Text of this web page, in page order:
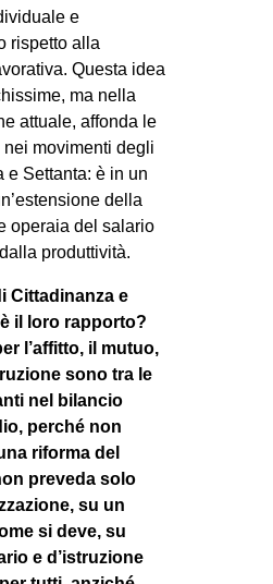
e
rispetto alla
Questa idea
ma nella
attuale, affonda le
movimenti degli
e Settanta: è in un
della
operaia del salario
produttività.
Cittadinanza e
il loro rapporto?
l’affitto, il mutuo,
sono tra le
nel bilancio
perché non
riforma del
preveda solo
su un
si deve, su
e d’istruzione